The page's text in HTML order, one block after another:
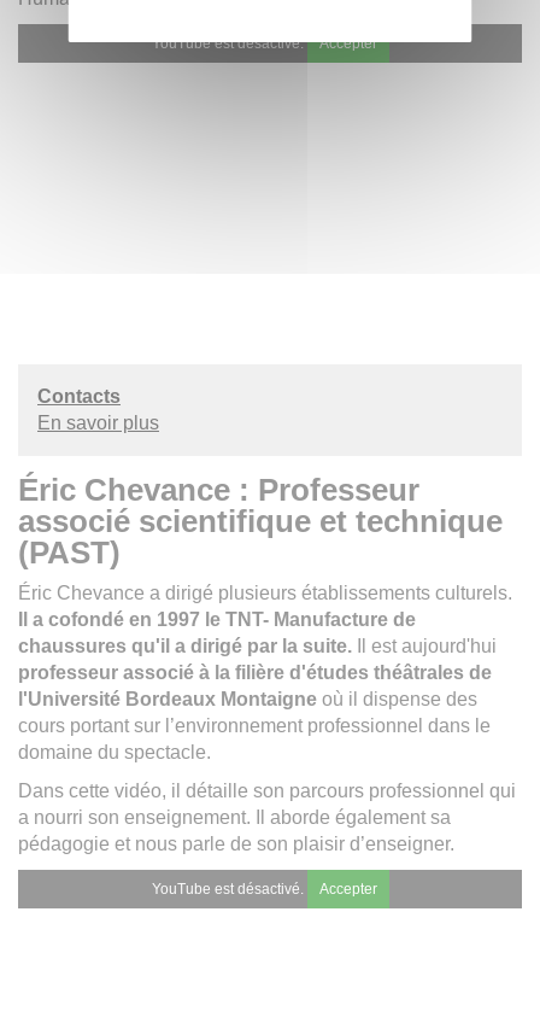
YouTube est désactivé. Accepter
Contacts
En savoir plus
Éric Chevance : Professeur
associé scientifique et technique
(PAST)
Éric Chevance a dirigé plusieurs établissements culturels.
Il a cofondé en 1997 le TNT- Manufacture de
chaussures qu'il a dirigé par la suite. Il est aujourd'hui
professeur associé à la filière d'études théâtrales de
l'Université Bordeaux Montaigne où il dispense des
cours portant sur l’environnement professionnel dans le
domaine du spectacle.
Dans cette vidéo, il détaille son parcours professionnel qui
a nourri son enseignement. Il aborde également sa
pédagogie et nous parle de son plaisir d’enseigner.
YouTube est désactivé. Accepter